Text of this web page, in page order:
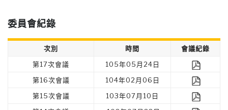
委員會紀錄
次別 時間
會議紀錄
第17次會議
105年05月24日
第16次會議
104年02月06日
第15次會議
103年07月10日